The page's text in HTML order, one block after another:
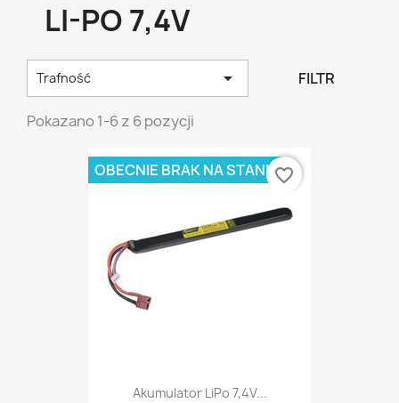
LI-PO 7,4V
Trafność  FILTR
Pokazano 1-6 z 6 pozycji
Akumulator LiPo 7,4V...
OBECNIE BRAK NA STANIEfavorite_border